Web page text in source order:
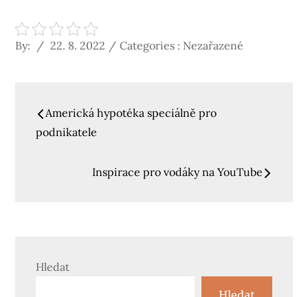
By:
Posted
22. 8. 2022
Categories
Categories : Nezařazené
Navigace
pro
příspěvek
Americká hypotéka speciálně pro
podnikatele
Inspirace pro vodáky na YouTube
Hledat